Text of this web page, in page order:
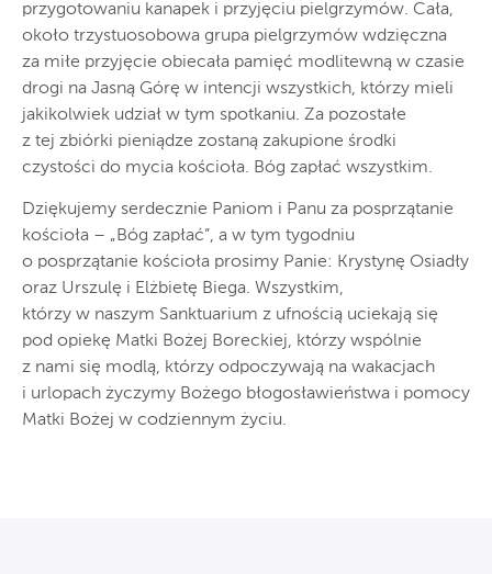
przygotowaniu kanapek i przyjęciu pielgrzymów. Cała,
około trzystuosobowa grupa pielgrzymów wdzięczna
za miłe przyjęcie obiecała pamięć modlitewną w czasie
drogi na Jasną Górę w intencji wszystkich, którzy mieli
jakikolwiek udział w tym spotkaniu. Za pozostałe
z tej zbiórki pieniądze zostaną zakupione środki
czystości do mycia kościoła. Bóg zapłać wszystkim.
Dziękujemy serdecznie Paniom i Panu za posprzątanie
kościoła – „Bóg zapłać”, a w tym tygodniu
o posprzątanie kościoła prosimy Panie: Krystynę Osiadły
oraz Urszulę i Elżbietę Biega. Wszystkim,
którzy w naszym Sanktuarium z ufnością uciekają się
pod opiekę Matki Bożej Boreckiej, którzy wspólnie
z nami się modlą, którzy odpoczywają na wakacjach
i urlopach życzymy Bożego błogosławieństwa i pomocy
Matki Bożej w codziennym życiu.